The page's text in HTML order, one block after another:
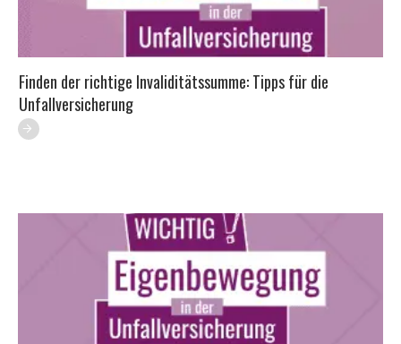
Finden der richtige Invaliditätssumme: Tipps für die
Unfallversicherung